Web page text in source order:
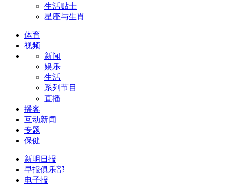
生活贴士
星座与生肖
体育
视频
新闻
娱乐
生活
系列节目
直播
播客
互动新闻
专题
保健
新明日报
早报俱乐部
电子报